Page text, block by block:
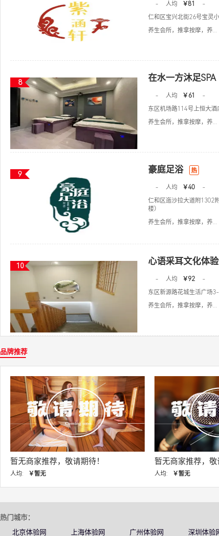
- 人均 ￥81
-
仁和区宝兴北街26号宝灵
养生会所，推拿按摩，养...
8 在水一方沐足SPA
- 人均 ￥61
-
东区机场路114号上恒大酒
养生会所，推拿按摩，养...
9 豪庭足浴 热
- 人均 ￥40
-
仁和区迤沙拉大道附1302
楼）
养生会所，推拿按摩，养...
10 心语采耳文化体
- 人均 ￥92
-
东区新源路花城生活广场
养生会所，推拿按摩，养...
品牌推荐
！ 暂无商家推荐，敬请期待！
热门城市：
北京体验网
上海体验网 广州体验网 深圳体验